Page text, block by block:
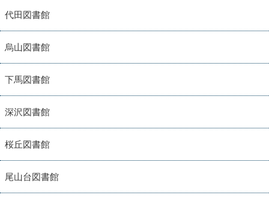
代田図書館
烏山図書館
下馬図書館
深沢図書館
桜丘図書館
尾山台図書館